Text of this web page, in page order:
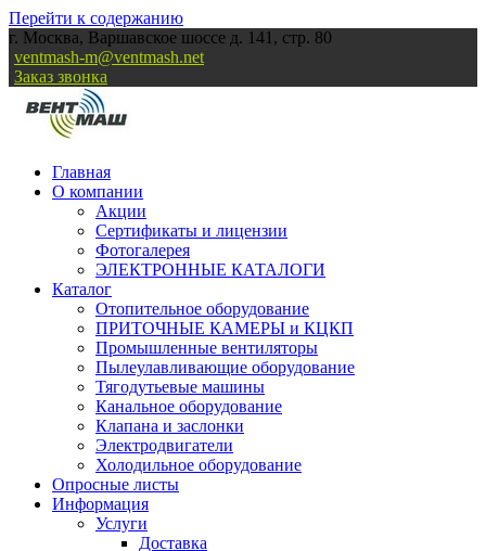
Перейти к содержанию
г. Москва, Варшавское шоссе д. 141, стр. 80
ventmash-m@ventmash.net
Заказ звонка
Главная
О компании
Акции
Сертификаты и лицензии
Фотогалерея
ЭЛЕКТРОННЫЕ КАТАЛОГИ
Каталог
Отопительное оборудование
ПРИТОЧНЫЕ КАМЕРЫ и КЦКП
Промышленные вентиляторы
Пылеулавливающие оборудование
Тягодутьевые машины
Канальное оборудование
Клапана и заслонки
Электродвигатели
Холодильное оборудование
Опросные листы
Информация
Услуги
Доставка